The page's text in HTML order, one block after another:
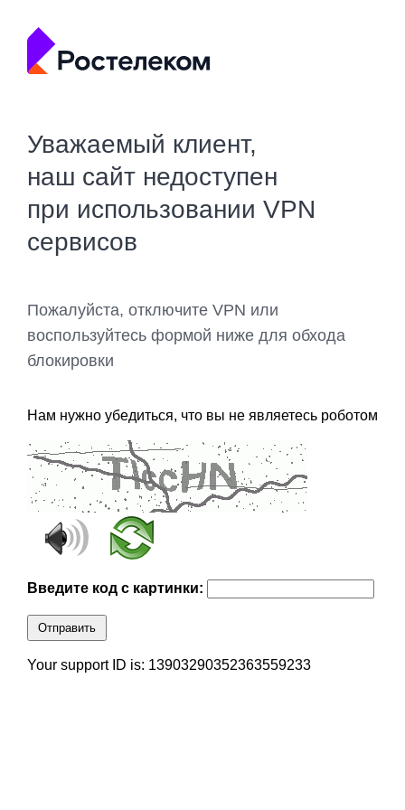
Уважаемый клиент,
наш сайт недоступен
при использовании VPN
сервисов
Пожалуйста, отключите VPN или
воспользуйтесь формой ниже для обхода
блокировки
Нам нужно убедиться, что вы не являетесь роботом
Введите код с картинки:
Отправить
Your support ID is: 13903290352363559233